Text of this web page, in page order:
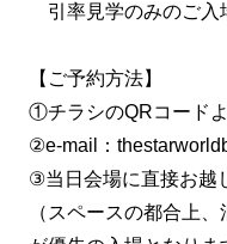
引率見学のみのご入
【ご予約方法】
①チラシのQRコード
②e-mail：
③当日会場に直接お越
（スペースの都合上